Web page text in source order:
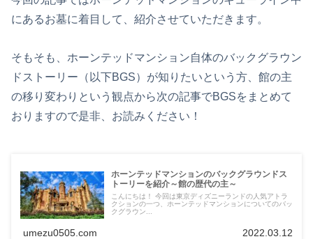
にあるお墓に着目して、紹介させていただきます。
そもそも、ホーンテッドマンション自体のバックグラウン
ドストーリー（以下BGS）が知りたいという方、館の主
の移り変わりという観点から次の記事でBGSをまとめて
おりますので是非、お読みください！
ホーンテッドマンションのバックグラウンドス
トーリーを紹介～館の歴代の主～
こんにちは！ 今回は東京ディズニーランドの人気アトラ
クションの一つ、ホーンテッドマンションについてのバッ
クグラウン...
umezu0505.com 2022.03.12